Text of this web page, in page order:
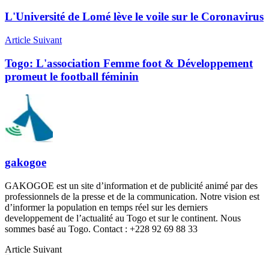
L'Université de Lomé lève le voile sur le Coronavirus
Article Suivant
Togo: L'association Femme foot & Développement
promeut le football féminin
gakogoe
GAKOGOE est un site d’information et de publicité animé par des
professionnels de la presse et de la communication. Notre vision est
d’informer la population en temps réel sur les derniers
developpement de l’actualité au Togo et sur le continent. Nous
sommes basé au Togo. Contact : +228 92 69 88 33
Article Suivant